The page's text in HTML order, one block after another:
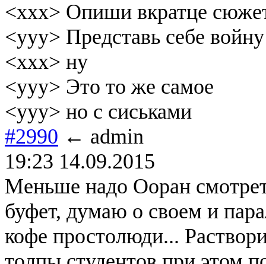
<xxx> Опиши вкратце
<yyy> Представь себе
<xxx> ну
<yyy> Это то же самое
<yyy> но с сиськами
#2990 ← admin
19:23 14.09.2015
Меньше надо Ооран
буфет, думаю о своем и
кофе простолюди...